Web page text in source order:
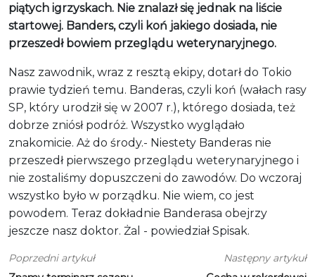
piątych igrzyskach. Nie znalazł się jednak na liście
startowej. Banders, czyli koń jakiego dosiada, nie
przeszedł bowiem przeglądu weterynaryjnego.
Nasz zawodnik, wraz z resztą ekipy, dotarł do Tokio
prawie tydzień temu. Banderas, czyli koń (wałach rasy
SP, który urodził się w 2007 r.), którego dosiada, też
dobrze zniósł podróż. Wszystko wyglądało
znakomicie. Aż do środy.- Niestety Banderas nie
przeszedł pierwszego przeglądu weterynaryjnego i
nie zostaliśmy dopuszczeni do zawodów. Do wczoraj
wszystko było w porządku. Nie wiem, co jest
powodem. Teraz dokładnie Banderasa obejrzy
jeszcze nasz doktor. Żal - powiedział Spisak.
Poprzedni artykuł
Następny artykuł